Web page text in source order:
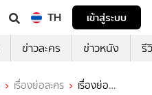
TH
เข้าสู่ระบบ
ข่าวละคร ข่าวหนัง รี
เรื่องย่อละคร
เรื่องย่อ